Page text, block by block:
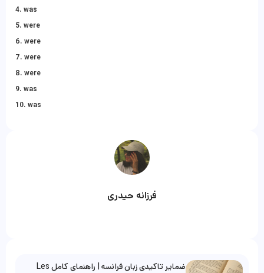
4. was
5. were
6. were
7. were
8. were
9. was
10. was
فرزانه حیدری
ضمایر تاکیدی زبان فرانسه | راهنمای کامل Les